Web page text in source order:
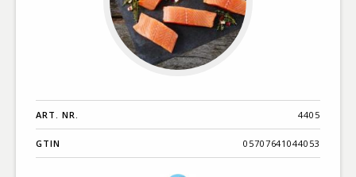
ART. NR. 4405
GTIN 05707641044053